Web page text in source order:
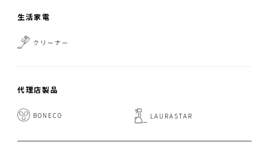
生活家電
クリーナー
代理店製品
BONECO LAURASTAR